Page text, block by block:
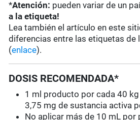
*Atención: pueden variar de un
a la etiqueta!
Lea también el artículo en este
diferencias entre las etiquetas de
(enlace).
DOSIS RECOMENDADA*
1 ml producto por cada 40
3,75 mg de sustancia activa
No aplicar más de 10 mL por